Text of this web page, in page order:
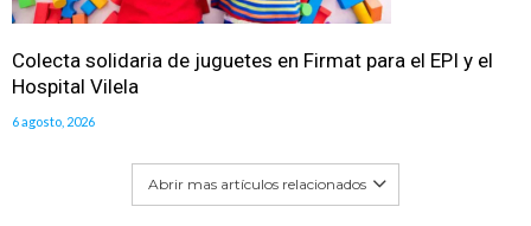
Colecta solidaria de juguetes en Firmat para el EPI y el
Hospital Vilela
6 agosto, 2026
Abrir mas artículos relacionados